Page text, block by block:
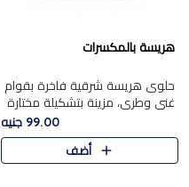
هريسة بالمكسرات
حلوى هريسة شرقية فاخرة بقوام
غني وطري، مزينة بتشكيلة مختارة
من المكسرات الفاخرة التي تضيف
قرمشة مميزة ونكهة غنية في كل
قطعة. تجمع بين المذاق..
99.00 جنيه
أضف